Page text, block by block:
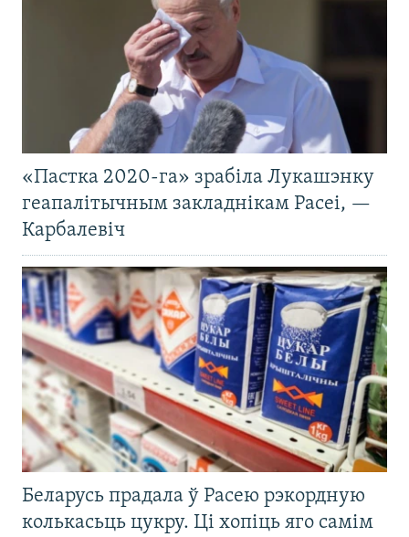
«Пастка 2020-га» зрабіла Лукашэнку
геапалітычным закладнікам Расеі, —
Карбалевіч
Беларусь прадала ў Расею рэкордную
колькасьць цукру. Ці хопіць яго самім